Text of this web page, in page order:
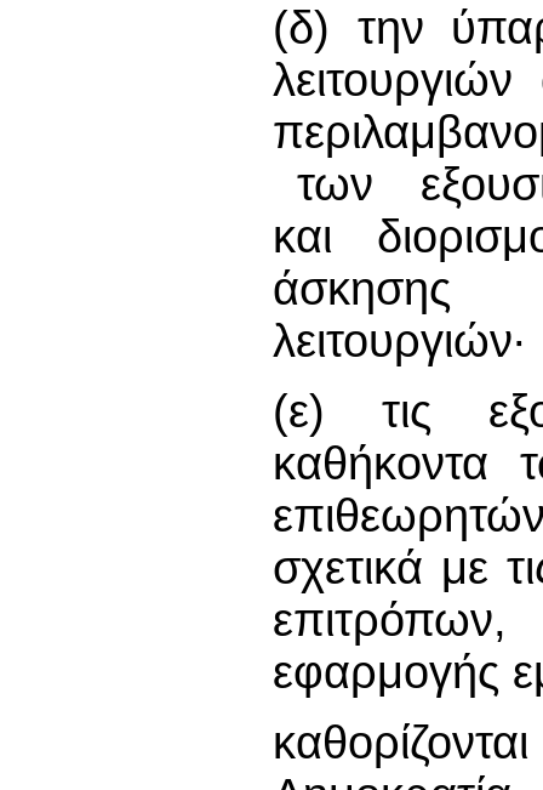
(δ) την
των
και
άσκησης
λειτουργιών∙
(ε) τις
καθήκοντα
σχετικά με
εφαρμογής